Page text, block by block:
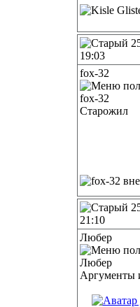
19:03
fox-32
Старожил
21:10
Любер
Аргументы